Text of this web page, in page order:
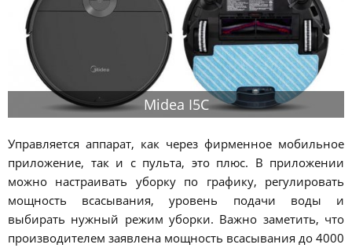
Midea I5C
Управляется аппарат, как через фирменное мобильное
приложение, так и с пульта, это плюс. В приложении
можно настраивать уборку по графику, регулировать
мощность всасывания, уровень подачи воды и
выбирать нужный режим уборки. Важно заметить, что
производителем заявлена мощность всасывания до 4000